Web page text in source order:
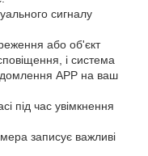
сигналу
або об'єкт
і система
APP на ваш
під час увімкнення
записує важливі